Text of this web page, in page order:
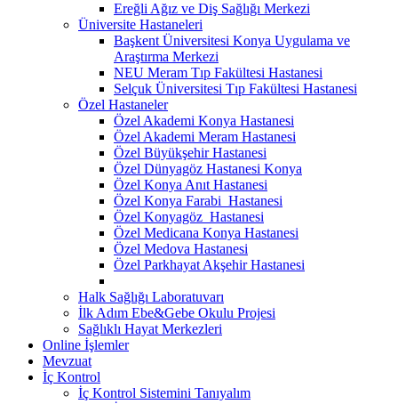
Ereğli Ağız ve Diş Sağlığı Merkezi
Üniversite Hastaneleri
Başkent Üniversitesi Konya Uygulama ve
Araştırma Merkezi
NEU Meram Tıp Fakültesi Hastanesi
Selçuk Üniversitesi Tıp Fakültesi Hastanesi
Özel Hastaneler
Özel Akademi Konya Hastanesi
Özel Akademi Meram Hastanesi
Özel Büyükşehir Hastanesi
Özel Dünyagöz Hastanesi Konya
Özel Konya Anıt Hastanesi
Özel Konya Farabi Hastanesi
Özel Konyagöz Hastanesi
Özel Medicana Konya Hastanesi
Özel Medova Hastanesi
Özel Parkhayat Akşehir Hastanesi
Halk Sağlığı Laboratuvarı
İlk Adım Ebe&Gebe Okulu Projesi
Sağlıklı Hayat Merkezleri
Online İşlemler
Mevzuat
İç Kontrol
İç Kontrol Sistemini Tanıyalım